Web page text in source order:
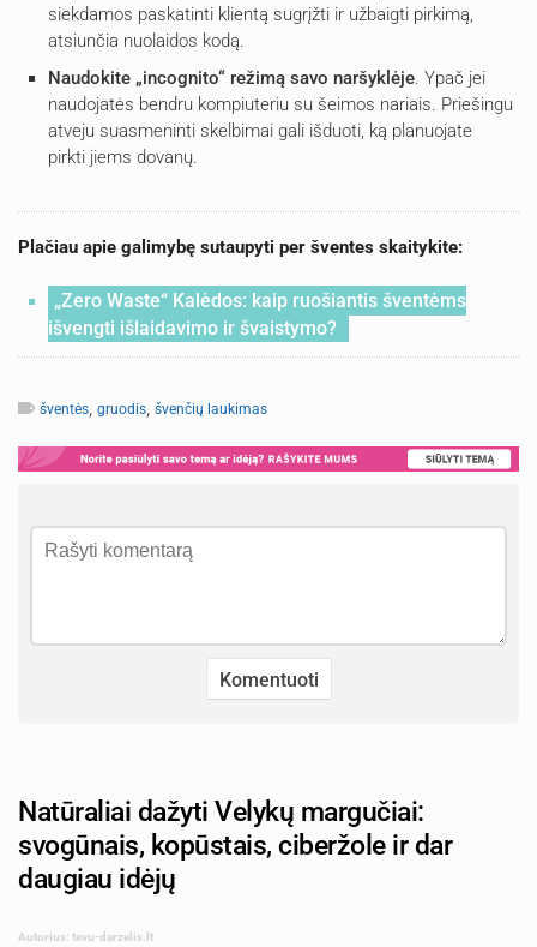
siekdamos paskatinti klientą sugrįžti ir užbaigti pirkimą,
atsiunčia nuolaidos kodą.
Naudokite „incognito“ režimą savo naršyklėje. Ypač jei
naudojatės bendru kompiuteriu su šeimos nariais. Priešingu
atveju suasmeninti skelbimai gali išduoti, ką planuojate
pirkti jiems dovanų.
Plačiau apie galimybę sutaupyti per šventes skaitykite:
„Zero Waste“ Kalėdos: kaip ruošiantis šventėms
išvengti išlaidavimo ir švaistymo?
šventės, gruodis, švenčių laukimas
Natūraliai dažyti Velykų margučiai:
svogūnais, kopūstais, ciberžole ir dar
daugiau idėjų
Autorius: tevu-darzelis.lt